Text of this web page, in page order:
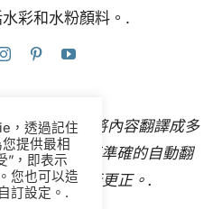
彩和水粉顏料。.
可即時自動將內容翻譯成多
您發現任何不準確的自動翻
以便我們進行更正。.
，透過記住
提供最相
”，即表示
您也可以造
訂設定。.